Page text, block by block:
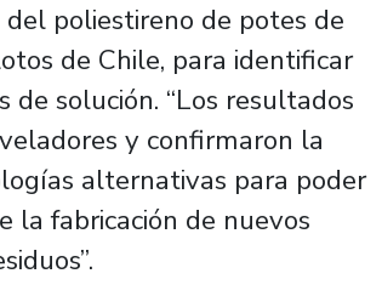
poliestireno de potes de
de Chile, para identificar
solución. “Los resultados
y confirmaron la
alternativas para poder
la fabricación de nuevos